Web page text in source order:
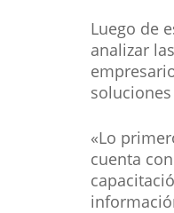
Luego de
analizar
«Lo
cuenta